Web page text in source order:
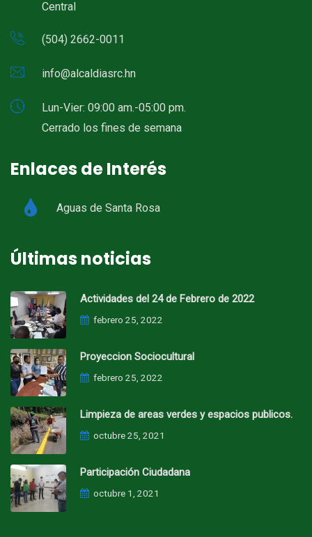
Central
(504) 2662-0011
info@alcaldiasrc.hn
Lun-Vier: 09:00 am.-05:00 pm.
Cerrado los fines de semana
Enlaces de Interés
Aguas de Santa Rosa
Últimas noticias
Actividades del 24 de Febrero de 2022
febrero 25, 2022
Proyeccion Sociocultural
febrero 25, 2022
Limpieza de areas verdes y espacios publicos.
octubre 25, 2021
Participación Ciudadana
octubre 1, 2021